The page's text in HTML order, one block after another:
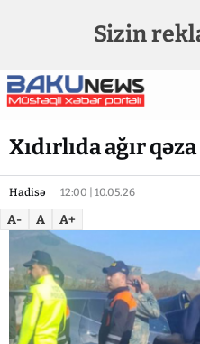
Sizin
Xıdırlıda ağır
Hadisə 12:00 | 10.05.26
A- A A+